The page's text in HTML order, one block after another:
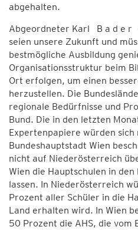
abgehalten.
Abgeordneter Karl B a d e
seien unsere Zukunft und
bestmögliche Ausbildung
Organisationsstruktur beim
Ort erfolgen, um einen
herzustellen. Die
regionale Bedürfnisse und
Bund. Die in den letzten
Expertenpapiere würden sich
Bundeshauptstadt Wien
nicht auf Niederösterreich
Wien die Hauptschulen in
lassen. In Niederösterreich
Prozent aller Schüler in die
Land erhalten wird. In Wien
50 Prozent die AHS, die vom